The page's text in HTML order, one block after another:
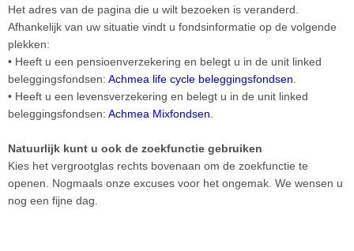
Het adres van de pagina die u wilt bezoeken is veranderd.
Afhankelijk van uw situatie vindt u fondsinformatie op de volgende
plekken:
• Heeft u een pensioenverzekering en belegt u in de unit linked
beleggingsfondsen: Achmea life cycle beleggingsfondsen
• Heeft u een levensverzekering en belegt u in de unit linked
beleggingsfondsen: Achmea Mixfondsen
Natuurlijk kunt u ook de zoekfunctie gebruiken
Kies het vergrootglas rechts bovenaan om de zoekfunctie te
openen. Nogmaals onze excuses voor het ongemak. We wensen u
nog een fijne dag.